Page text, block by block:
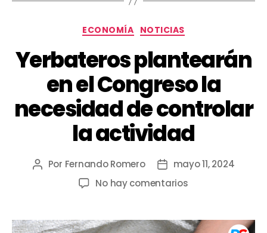
ECONOMÍA NOTICIAS
Yerbateros plantearán
en el Congreso la
necesidad de controlar
la actividad
Por Fernando Romero
mayo 11, 2024
No hay comentarios